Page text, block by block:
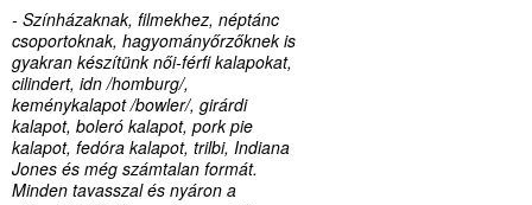
- Színházaknak, filmekhez, néptánc
csoportoknak, hagyományőrzőknek is
gyakran készítünk női-férfi kalapokat,
cilindert, idn /homburg/,
keménykalapot /bowler/, girárdi
kalapot, boleró kalapot, pork pie
kalapot, fedóra kalapot, trilbi, Indiana
Jones és még számtalan formát.
Minden tavasszal és nyáron a